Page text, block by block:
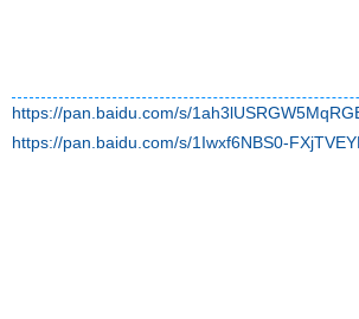
https://pan.baidu.com/s/
https://pan.baidu.com/s/1Iwxf6NBS0-